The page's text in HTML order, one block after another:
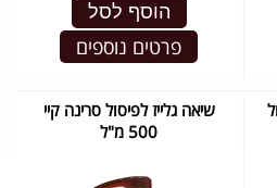
הוסף לסל
פרטים נוספים
שיאה גלייז לפיסול סרינה קיי
500 מ"ל